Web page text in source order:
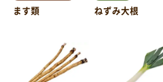
ます類 ねずみ大根